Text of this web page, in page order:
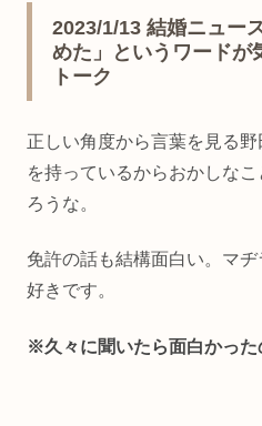
2023/1/13 結婚ニュー
めた」というワードが
トーク
正しい角度から言葉を見る
を持っているからおかしな
ろうな。
免許の話も結構面白い。マ
好きです。
※久々に聞いたら面白かった